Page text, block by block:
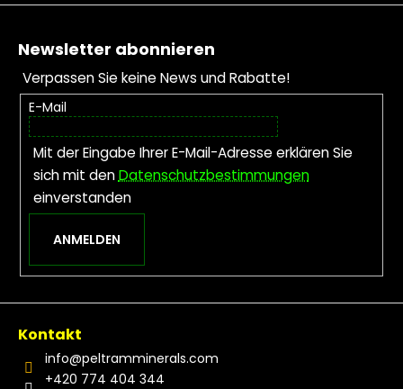
Fußzeile
Newsletter abonnieren
Verpassen Sie keine News und Rabatte!
E-Mail
Mit der Eingabe Ihrer E-Mail-Adresse erklären Sie
sich mit denDatenschutzbestimmungen
einverstanden
ANMELDEN
Kontakt
info@peltramminerals.com
+420 774 404 344